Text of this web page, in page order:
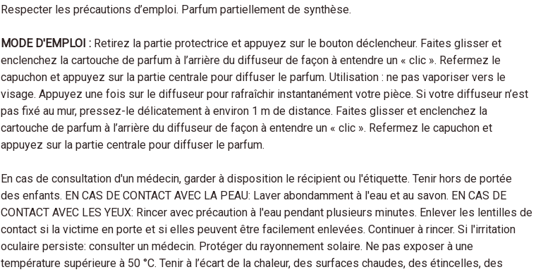
Respecter les précautions d’emploi. Parfum partiellement de synthèse.
MODE D'EMPLOI : Retirez la partie protectrice et appuyez sur le bouton déclencheur. Faites glisser et
enclenchez la cartouche de parfum à l’arrière du diffuseur de façon à entendre un « clic ». Refermez le
capuchon et appuyez sur la partie centrale pour diffuser le parfum. Utilisation : ne pas vaporiser vers le
visage. Appuyez une fois sur le diffuseur pour rafraîchir instantanément votre pièce. Si votre diffuseur n’est
pas fixé au mur, pressez-le délicatement à environ 1 m de distance. Faites glisser et enclenchez la
cartouche de parfum à l’arrière du diffuseur de façon à entendre un « clic ». Refermez le capuchon et
appuyez sur la partie centrale pour diffuser le parfum.
En cas de consultation d'un médecin, garder à disposition le récipient ou l'étiquette. Tenir hors de portée
des enfants. EN CAS DE CONTACT AVEC LA PEAU: Laver abondamment à l'eau et au savon. EN CAS DE
CONTACT AVEC LES YEUX: Rincer avec précaution à l'eau pendant plusieurs minutes. Enlever les lentilles de
contact si la victime en porte et si elles peuvent être facilement enlevées. Continuer à rincer. Si l'irritation
oculaire persiste: consulter un médecin. Protéger du rayonnement solaire. Ne pas exposer à une
température supérieure à 50 °C. Tenir à l’écart de la chaleur, des surfaces chaudes, des étincelles, des